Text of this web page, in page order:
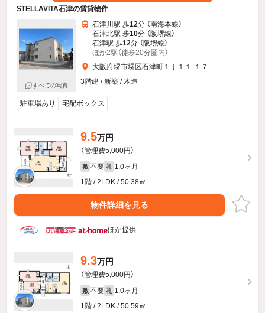
STELLAVITA石津の賃貸物件
すべての写真
石津川駅 歩12分 （南海本線）
石津北駅 歩10分 （阪堺線）
石津駅 歩12分 （阪堺線）
ほか2駅（徒歩20分圏内）
大阪府堺市堺区石津町１丁１１-１７
3階建 / 新築 / 木造
駐車場あり 宅配ボックス
9.5万円
（管理費5,000円）
敷 不要 礼 1.0ヶ月
1階 / 2LDK / 50.38㎡
物件詳細を見る
ほか提供
9.3万円
（管理費5,000円）
敷 不要 礼 1.0ヶ月
1階 / 2LDK / 50.59㎡